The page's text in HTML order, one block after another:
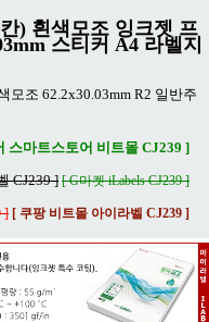
) 흰색모조 잉크젯 프
스티커 A4 라벨지
모조 62.2x30.03mm R2 일반주
스마트스토어 비트몰 CJ239 ]
CJ239 ] [ G마켓 iLabels CJ239 ]
] [ 쿠팡 비트몰 아이라벨 CJ239 ]